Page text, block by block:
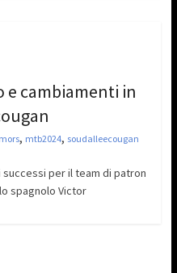
e cambiamenti in
, mtb2024, soudalleecougan
per il team di patron
spagnolo Victor